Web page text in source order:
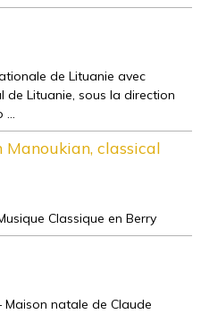
de Lituanie avec
de Lituanie, sous la direction
...
Manoukian, classical
Classique en Berry
Maison natale de Claude